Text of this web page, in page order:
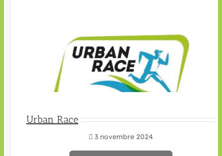
Urban Race
3 novembre 2024